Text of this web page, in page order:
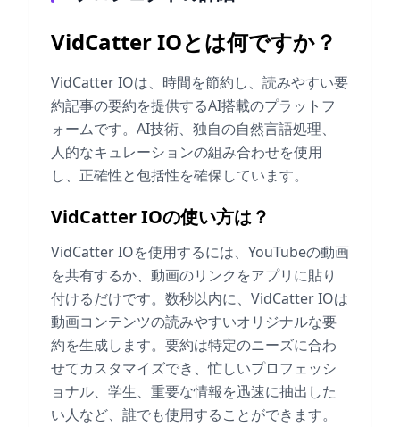
VidCatter IOとは何ですか？
VidCatter IOは、時間を節約し、読みやすい要
約記事の要約を提供するAI搭載のプラットフ
ォームです。AI技術、独自の自然言語処理、
人的なキュレーションの組み合わせを使用
し、正確性と包括性を確保しています。
VidCatter IOの使い方は？
VidCatter IOを使用するには、YouTubeの動画
を共有するか、動画のリンクをアプリに貼り
付けるだけです。数秒以内に、VidCatter IOは
動画コンテンツの読みやすいオリジナルな要
約を生成します。要約は特定のニーズに合わ
せてカスタマイズでき、忙しいプロフェッシ
ョナル、学生、重要な情報を迅速に抽出した
い人など、誰でも使用することができます。